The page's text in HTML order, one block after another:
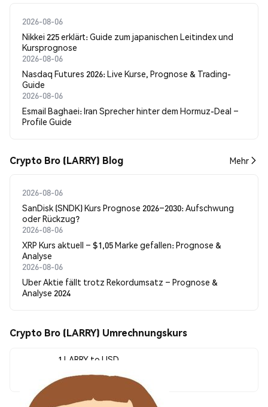
2026-08-06
Nikkei 225 erklärt: Guide zum japanischen Leitindex und
Kursprognose
2026-08-06
Nasdaq Futures 2026: Live Kurse, Prognose & Trading-
Guide
2026-08-06
Esmail Baghaei: Iran Sprecher hinter dem Hormuz-Deal –
Profile Guide
Crypto Bro (LARRY) Blog Mehr
2026-08-06
SanDisk (SNDK) Kurs Prognose 2026–2030: Aufschwung
oder Rückzug?
2026-08-06
XRP Kurs aktuell – $1,05 Marke gefallen: Prognose &
Analyse
2026-08-06
Uber Aktie fällt trotz Rekordumsatz – Prognose &
Analyse 2024
Crypto Bro (LARRY) Umrechnungskurs
1 LARRY to USD
$0.00000883